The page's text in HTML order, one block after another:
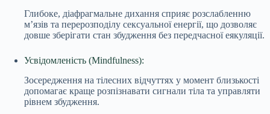
Глибоке, діафрагмальне дихання сприяє розслабленню
м’язів та перерозподілу сексуальної енергії, що дозволяє
довше зберігати стан збудження без передчасної еякуляції.
Усвідомленість (Mindfulness):
Зосередження на тілесних відчуттях у момент близькості
допомагає краще розпізнавати сигнали тіла та управляти
рівнем збудження.